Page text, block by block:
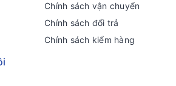
Chính sách vận chuyển
Chính sách đổi trả
Chính sách kiểm hàng